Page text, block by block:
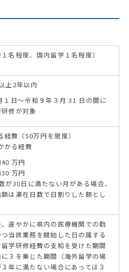
名程度、国内留学１名程度）
上2年以内
日～令和９年３月 31 日の間に
修が対象
経費（50万円を限度）
かる経費
万円
万円
が30日に満たない月がある場合、
は滞在日数で日割りした額とし
速やかに県内の医療機関での勤
当該業務を開始した日の属する
学研修経費の支給を受けた期間
３を乗じた期間（海外留学の場
年に満たない場合にあっては３